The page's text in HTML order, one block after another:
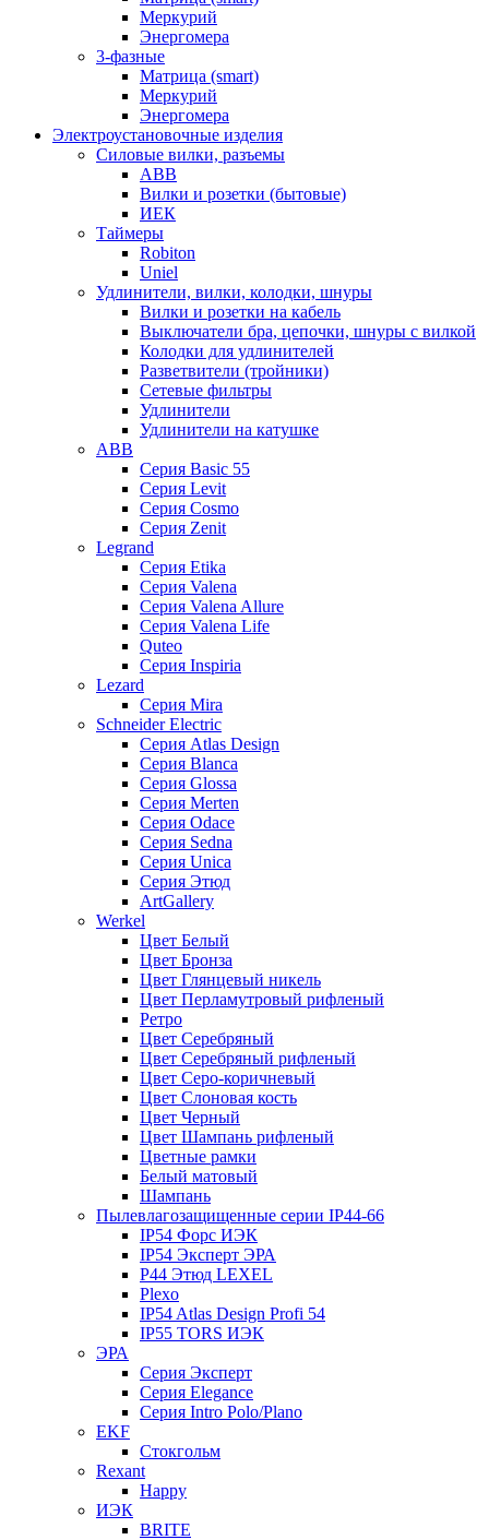
Меркурий
Энергомера
3-фазные
Матрица (smart)
Меркурий
Энергомера
Электроустановочные изделия
Силовые вилки, разъемы
ABB
Вилки и розетки (бытовые)
ИЕК
Таймеры
Robiton
Uniel
Удлинители, вилки, колодки, шнуры
Вилки и розетки на кабель
Выключатели бра, цепочки, шнуры с вилкой
Колодки для удлинителей
Разветвители (тройники)
Сетевые фильтры
Удлинители
Удлинители на катушке
ABB
Серия Basic 55
Серия Levit
Серия Cosmo
Серия Zenit
Legrand
Серия Etika
Серия Valena
Серия Valena Allure
Серия Valena Life
Quteo
Серия Inspiria
Lezard
Серия Mira
Schneider Electric
Серия Atlas Design
Серия Blanca
Серия Glossa
Серия Merten
Серия Odace
Серия Sedna
Серия Unica
Серия Этюд
ArtGallery
Werkel
Цвет Белый
Цвет Бронза
Цвет Глянцевый никель
Цвет Перламутровый рифленый
Ретро
Цвет Серебряный
Цвет Серебряный рифленый
Цвет Серо-коричневый
Цвет Слоновая кость
Цвет Черный
Цвет Шампань рифленый
Цветные рамки
Белый матовый
Шампань
Пылевлагозащищенные серии IP44-66
IP54 Форс ИЭК
IP54 Эксперт ЭРА
P44 Этюд LEXEL
Plexo
IP54 Atlas Design Profi 54
IP55 TORS ИЭК
ЭРА
Серия Эксперт
Серия Elegance
Серия Intro Polo/Plano
EKF
Стокгольм
Rexant
Happy
ИЭК
BRITE